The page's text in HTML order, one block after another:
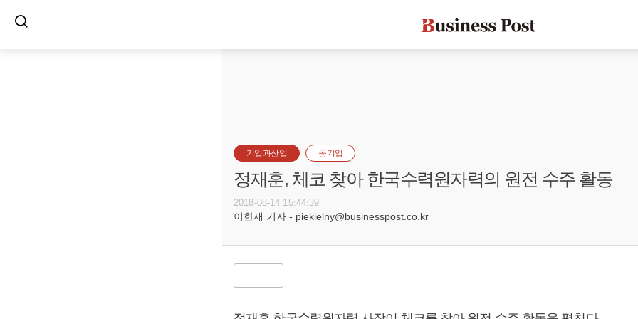
기업과산업 공기업
정재훈, 체코 찾아 한국수력원자력의 원전 수주 활동
2018-08-14 15:44:39
이한재 기자 - piekielny@businesspost.co.kr